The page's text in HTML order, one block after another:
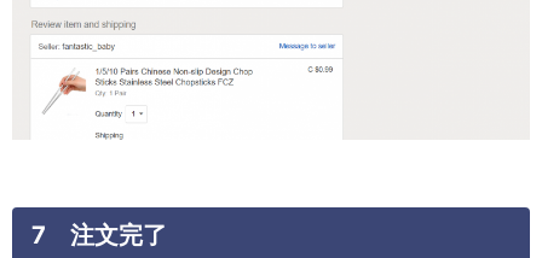
7 注文完了